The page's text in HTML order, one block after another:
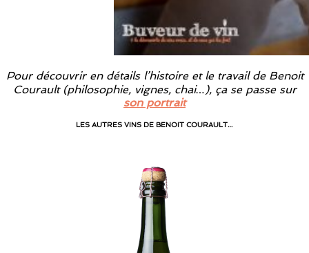
Pour découvrir en détails l’histoire et le travail de Benoit
Courault (philosophie, vignes, chai…), ça se passe sur
son portrait
LES AUTRES VINS DE BENOIT COURAULT…